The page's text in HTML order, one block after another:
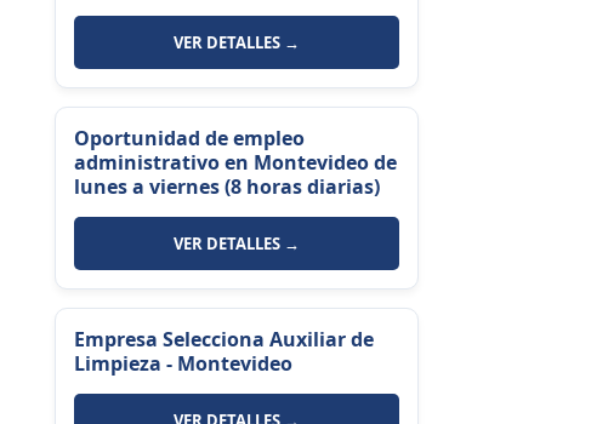
VER DETALLES →
Oportunidad de empleo
administrativo en Montevideo de
lunes a viernes (8 horas diarias)
VER DETALLES →
Empresa Selecciona Auxiliar de
Limpieza - Montevideo